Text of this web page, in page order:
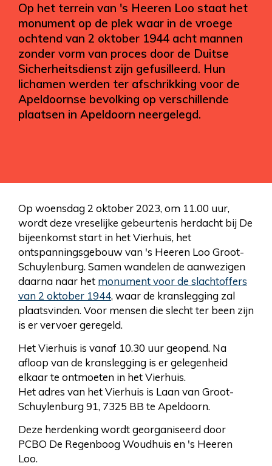
Op het terrein van 's Heeren Loo staat het
monument op de plek waar in de vroege
ochtend van 2 oktober 1944 acht mannen
zonder vorm van proces door de Duitse
Sicherheitsdienst zijn gefusilleerd. Hun
lichamen werden ter afschrikking voor de
Apeldoornse bevolking op verschillende
plaatsen in Apeldoorn neergelegd.
Op woensdag 2 oktober 2023, om 11.00 uur,
wordt deze vreselijke gebeurtenis herdacht bij De
bijeenkomst start in het Vierhuis, het
ontspanningsgebouw van 's Heeren Loo Groot-
Schuylenburg. Samen wandelen de aanwezigen
daarna naar het monument voor de slachtoffers
van 2 oktober 1944, waar de kranslegging zal
plaatsvinden. Voor mensen die slecht ter been zijn
is er vervoer geregeld.
Het Vierhuis is vanaf 10.30 uur geopend. Na
afloop van de kranslegging is er gelegenheid
elkaar te ontmoeten in het Vierhuis.
Het adres van het Vierhuis is Laan van Groot-
Schuylenburg 91, 7325 BB te Apeldoorn.
Deze herdenking wordt georganiseerd door
PCBO De Regenboog Woudhuis en 's Heeren
Loo.